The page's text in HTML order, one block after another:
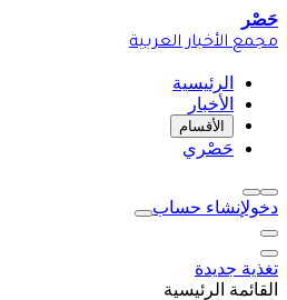
حَصْر
مجمع الأخبار العربية
الرئيسية
الأخبار
الأقسام
حَصْري
دخولإنشاء حساب
تغذية جديدة
القائمة الرئيسية